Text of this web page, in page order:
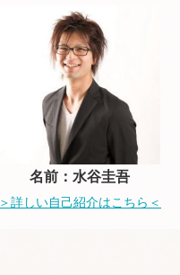
名前：水谷圭吾
＞詳しい自己紹介はこちら＜